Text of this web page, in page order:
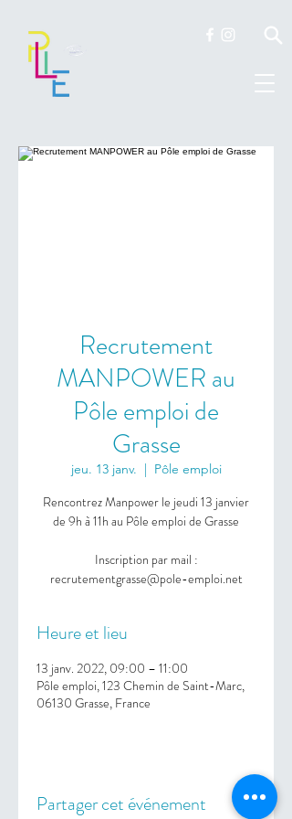
Recrutement
MANPOWER au
Pôle emploi de
Grasse
jeu. 13 janv.
  |
Pôle emploi
Rencontrez Manpower le jeudi 13 janvier
de 9h à 11h au Pôle emploi de Grasse
Inscription par mail :
recrutementgrasse@pole-emploi.net
Heure et lieu
13 janv. 2022, 09:00 – 11:00
Pôle emploi, 123 Chemin de Saint-Marc,
06130 Grasse, France
Partager cet événement